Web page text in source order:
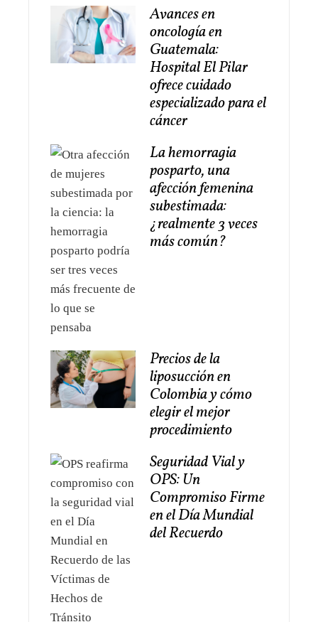
Avances en
oncología en
Guatemala:
Hospital El Pilar
ofrece cuidado
especializado para el
cáncer
La hemorragia
posparto, una
afección femenina
subestimada:
¿realmente 3 veces
más común?
Precios de la
liposucción en
Colombia y cómo
elegir el mejor
procedimiento
Seguridad Vial y
OPS: Un
Compromiso Firme
en el Día Mundial
del Recuerdo